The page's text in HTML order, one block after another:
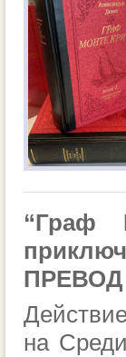
“Граф
ПРЕВОД
на